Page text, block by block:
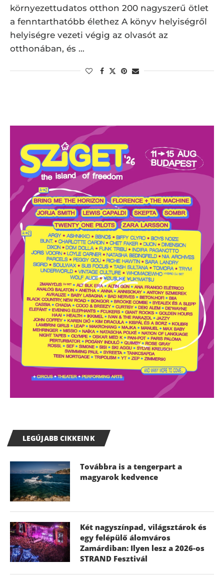
környezettudatos otthon 200 nagyszerű ötlet
a fenntarthatóbb élethez A könyv helyiségről
helyiségre vezeti végig az olvasót az
otthonában, és …
LEGÚJABB CIKKEINK
Továbbra is a tengerpart a
magyarok kedvence
Két nagyszínpad, világsztárok és
egy felépülő álomváros
Zamárdiban: Ilyen lesz a 2026-os
STRAND Fesztivál